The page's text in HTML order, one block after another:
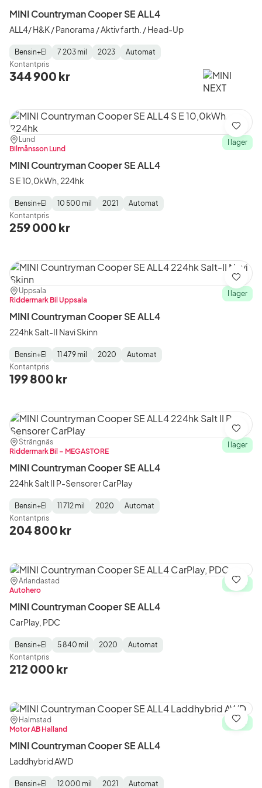
MINI Countryman Cooper SE ALL4
ALL4/ H&K / Panorama / Aktiv farth. / Head-Up
Fuel
Type:
Bensin+El
Mätarställning:
7 203 mil
Model
Year:
2023
Gearbox
Type:
Automat
Kontantpris
344 900 kr
Plats:
Lund
Återförsäljare:
Bilmånsson Lund
I lager
MINI Countryman Cooper SE ALL4
S E 10,0kWh, 224hk
Fuel
Type:
Bensin+El
Mätarställning:
10 500 mil
Model
Year:
2021
Gearbox
Type:
Automat
Kontantpris
259 000 kr
Spara
Plats:
Uppsala
Återförsäljare:
Riddermark Bil Uppsala
I lager
MINI Countryman Cooper SE ALL4
224hk Salt-II Navi Skinn
Fuel
Type:
Bensin+El
Mätarställning:
11 479 mil
Model
Year:
2020
Gearbox
Type:
Automat
Kontantpris
199 800 kr
Spara
Plats:
Strängnäs
Återförsäljare:
Riddermark Bil – MEGASTORE
I lager
MINI Countryman Cooper SE ALL4
224hk Salt II P-Sensorer CarPlay
Fuel
Type:
Bensin+El
Mätarställning:
11 712 mil
Model
Year:
2020
Gearbox
Type:
Automat
Kontantpris
204 800 kr
Spara
Plats:
Arlandastad
Återförsäljare:
Autohero
I lager
MINI Countryman Cooper SE ALL4
CarPlay, PDC
Fuel
Type:
Bensin+El
Mätarställning:
5 840 mil
Model
Year:
2020
Gearbox
Type:
Automat
Kontantpris
212 000 kr
Spara
Plats:
Halmstad
Återförsäljare:
Motor AB Halland
I lager
MINI Countryman Cooper SE ALL4
Laddhybrid AWD
Bensin+El 12 000 mil 2021
Automat
Spara